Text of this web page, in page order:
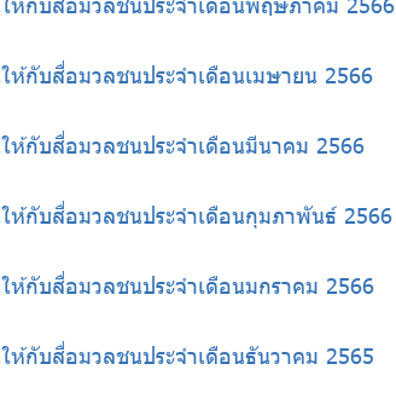
ห้กับสื่อมวลชนประจำเดือนเมษายน 2566
ห้กับสื่อมวลชนประจำเดือนมีนาคม 2566
ห้กับสื่อมวลชนประจำเดือนกุมภาพันธ์ 2566
ห้กับสื่อมวลชนประจำเดือนมกราคม 2566
ห้กับสื่อมวลชนประจำเดือนธันวาคม 2565